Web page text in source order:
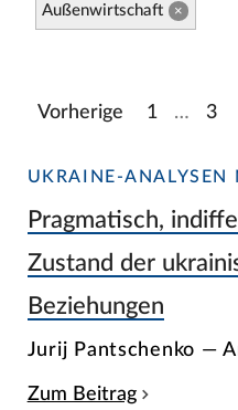
Außenwirtschaft ×
Vorherige 1 … 3
UKRAINE-
Pragmatisch,
Zustand der
Beziehungen
Jurij Pantschenko —
Zum Beitrag